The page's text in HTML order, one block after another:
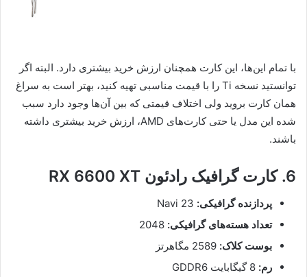
با تمام این‌ها، این کارت همچنان ارزش خرید بیشتری دارد. البته اگر
توانستید نسخه Ti را با قیمت مناسبی تهیه کنید، بهتر است به سراغ
همان کارت بروید ولی اختلاف قیمتی که بین آن‌ها وجود دارد سبب
شده این مدل یا حتی کارت‌های AMD، ارزش خرید بیشتری داشته
باشند.
6. کارت گرافیک رادئون RX 6600 XT
پردازنده گرافیکی:
تعداد هسته‌های گرافیکی:
بوست کلاک:
رم: